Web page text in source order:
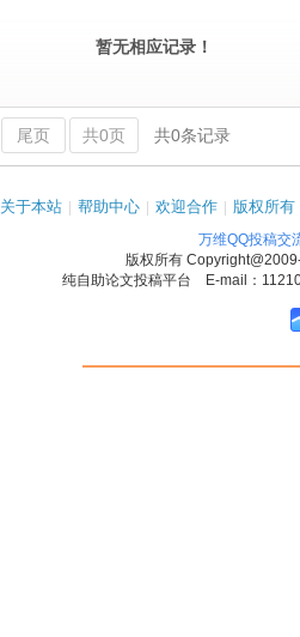
暂无相应记录！
尾页 共0页 共0条记录
关于本站 | 帮助中心 | 欢迎合作 | 版权所有
万维QQ投稿交
版权所有
纯自助论文投稿平台 E-mail：